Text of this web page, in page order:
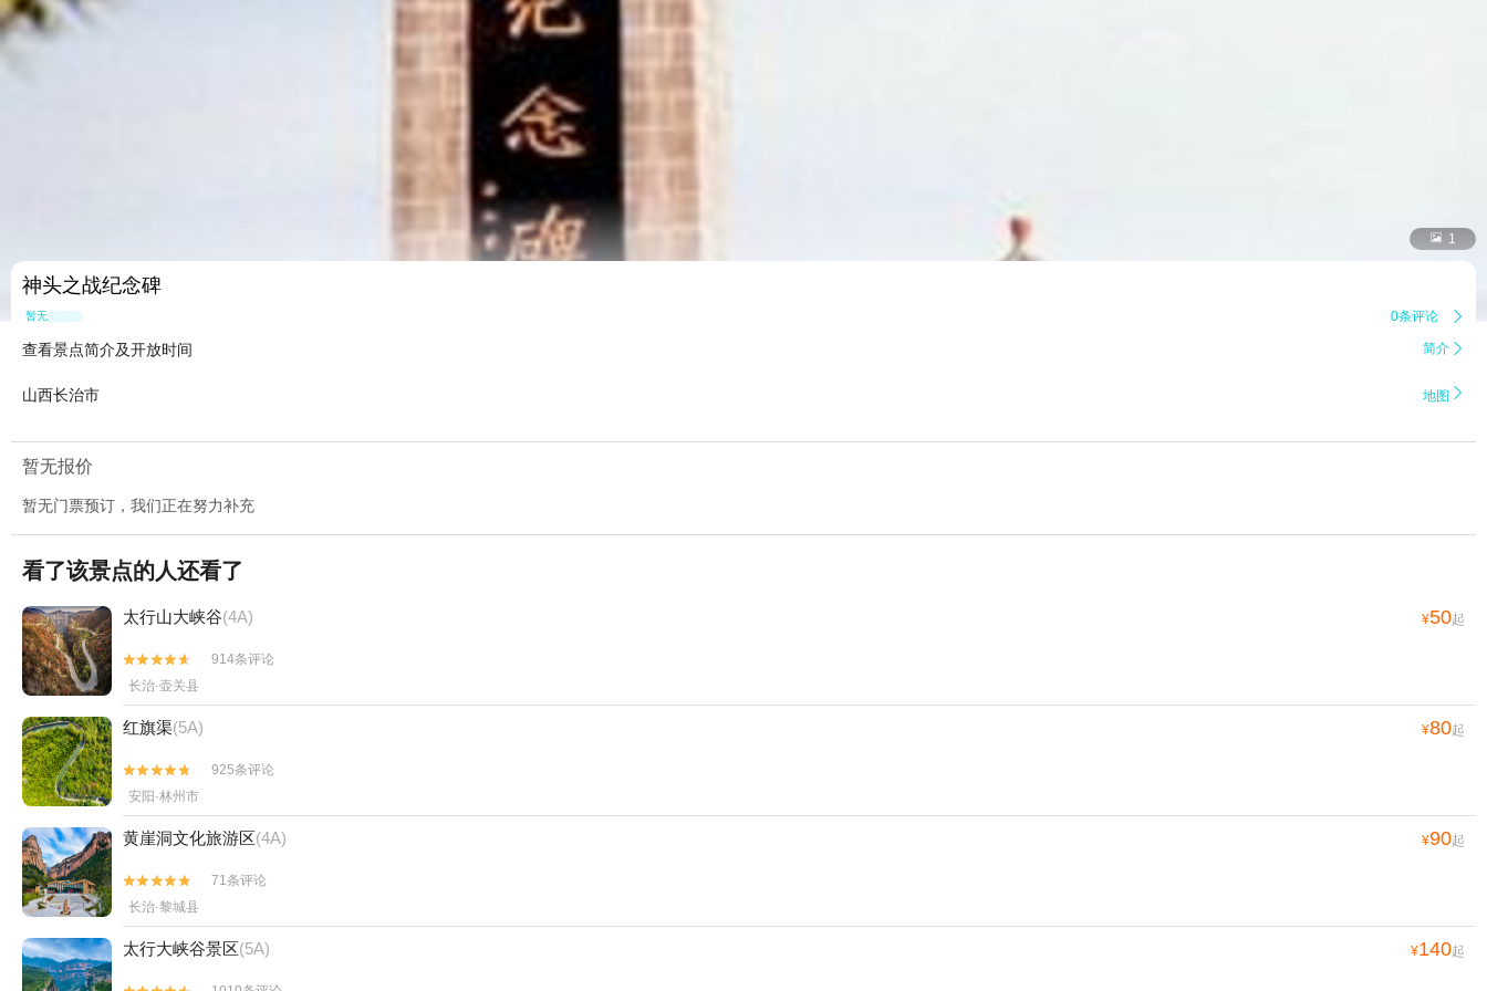
 1
神头之战纪念碑
暂无点评 0条评论 
查看景点简介及开放时间 简介 
山西长治市 地图 
暂无报价
暂无门票预订，我们正在努力补充
看了该景点的人还看了
太行山大峡谷(4A) ¥50起


914条评论
长治·壶关县
红旗渠(5A) ¥80起


925条评论
安阳·林州市
黄崖洞文化旅游区(4A) ¥90起


71条评论
长治·黎城县
太行大峡谷景区(5A) ¥140起